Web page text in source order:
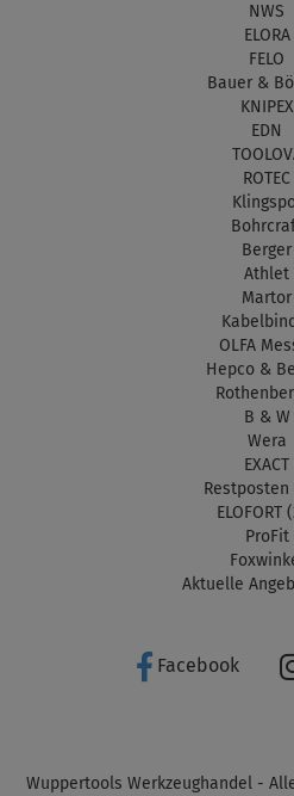
NWS
ELORA
FELO
Bauer &
KNIPEX
EDN
ROTEC
Berger
Athlet
Martor
OLFA
Hepco &
B & W
Wera
EXACT
Restposten
ELOFORT
ProFit
Aktuelle
Facebook
Wuppertools Werkzeughandel -